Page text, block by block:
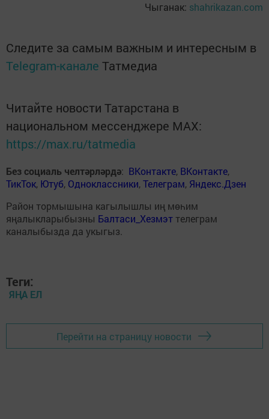
Чыганак: shahrikazan.com
Следите за самым важным и интересным в
Telegram-канале Татмедиа
Читайте новости Татарстана в
национальном мессенджере MАХ:
https://max.ru/tatmedia
Без социаль челтәрләрдә: ВКонтакте, ВКонтакте,
ТикТок, Ютуб, Одноклассники,Телеграм, Яндекс.Дзен
Район тормышына кагылышлы иң мөһим
яңалыкларыбызны Балтаси_Хезмэт телеграм
каналыбызда да укыгыз.
Теги:
ЯҢА ЕЛ
Перейти на страницу новости